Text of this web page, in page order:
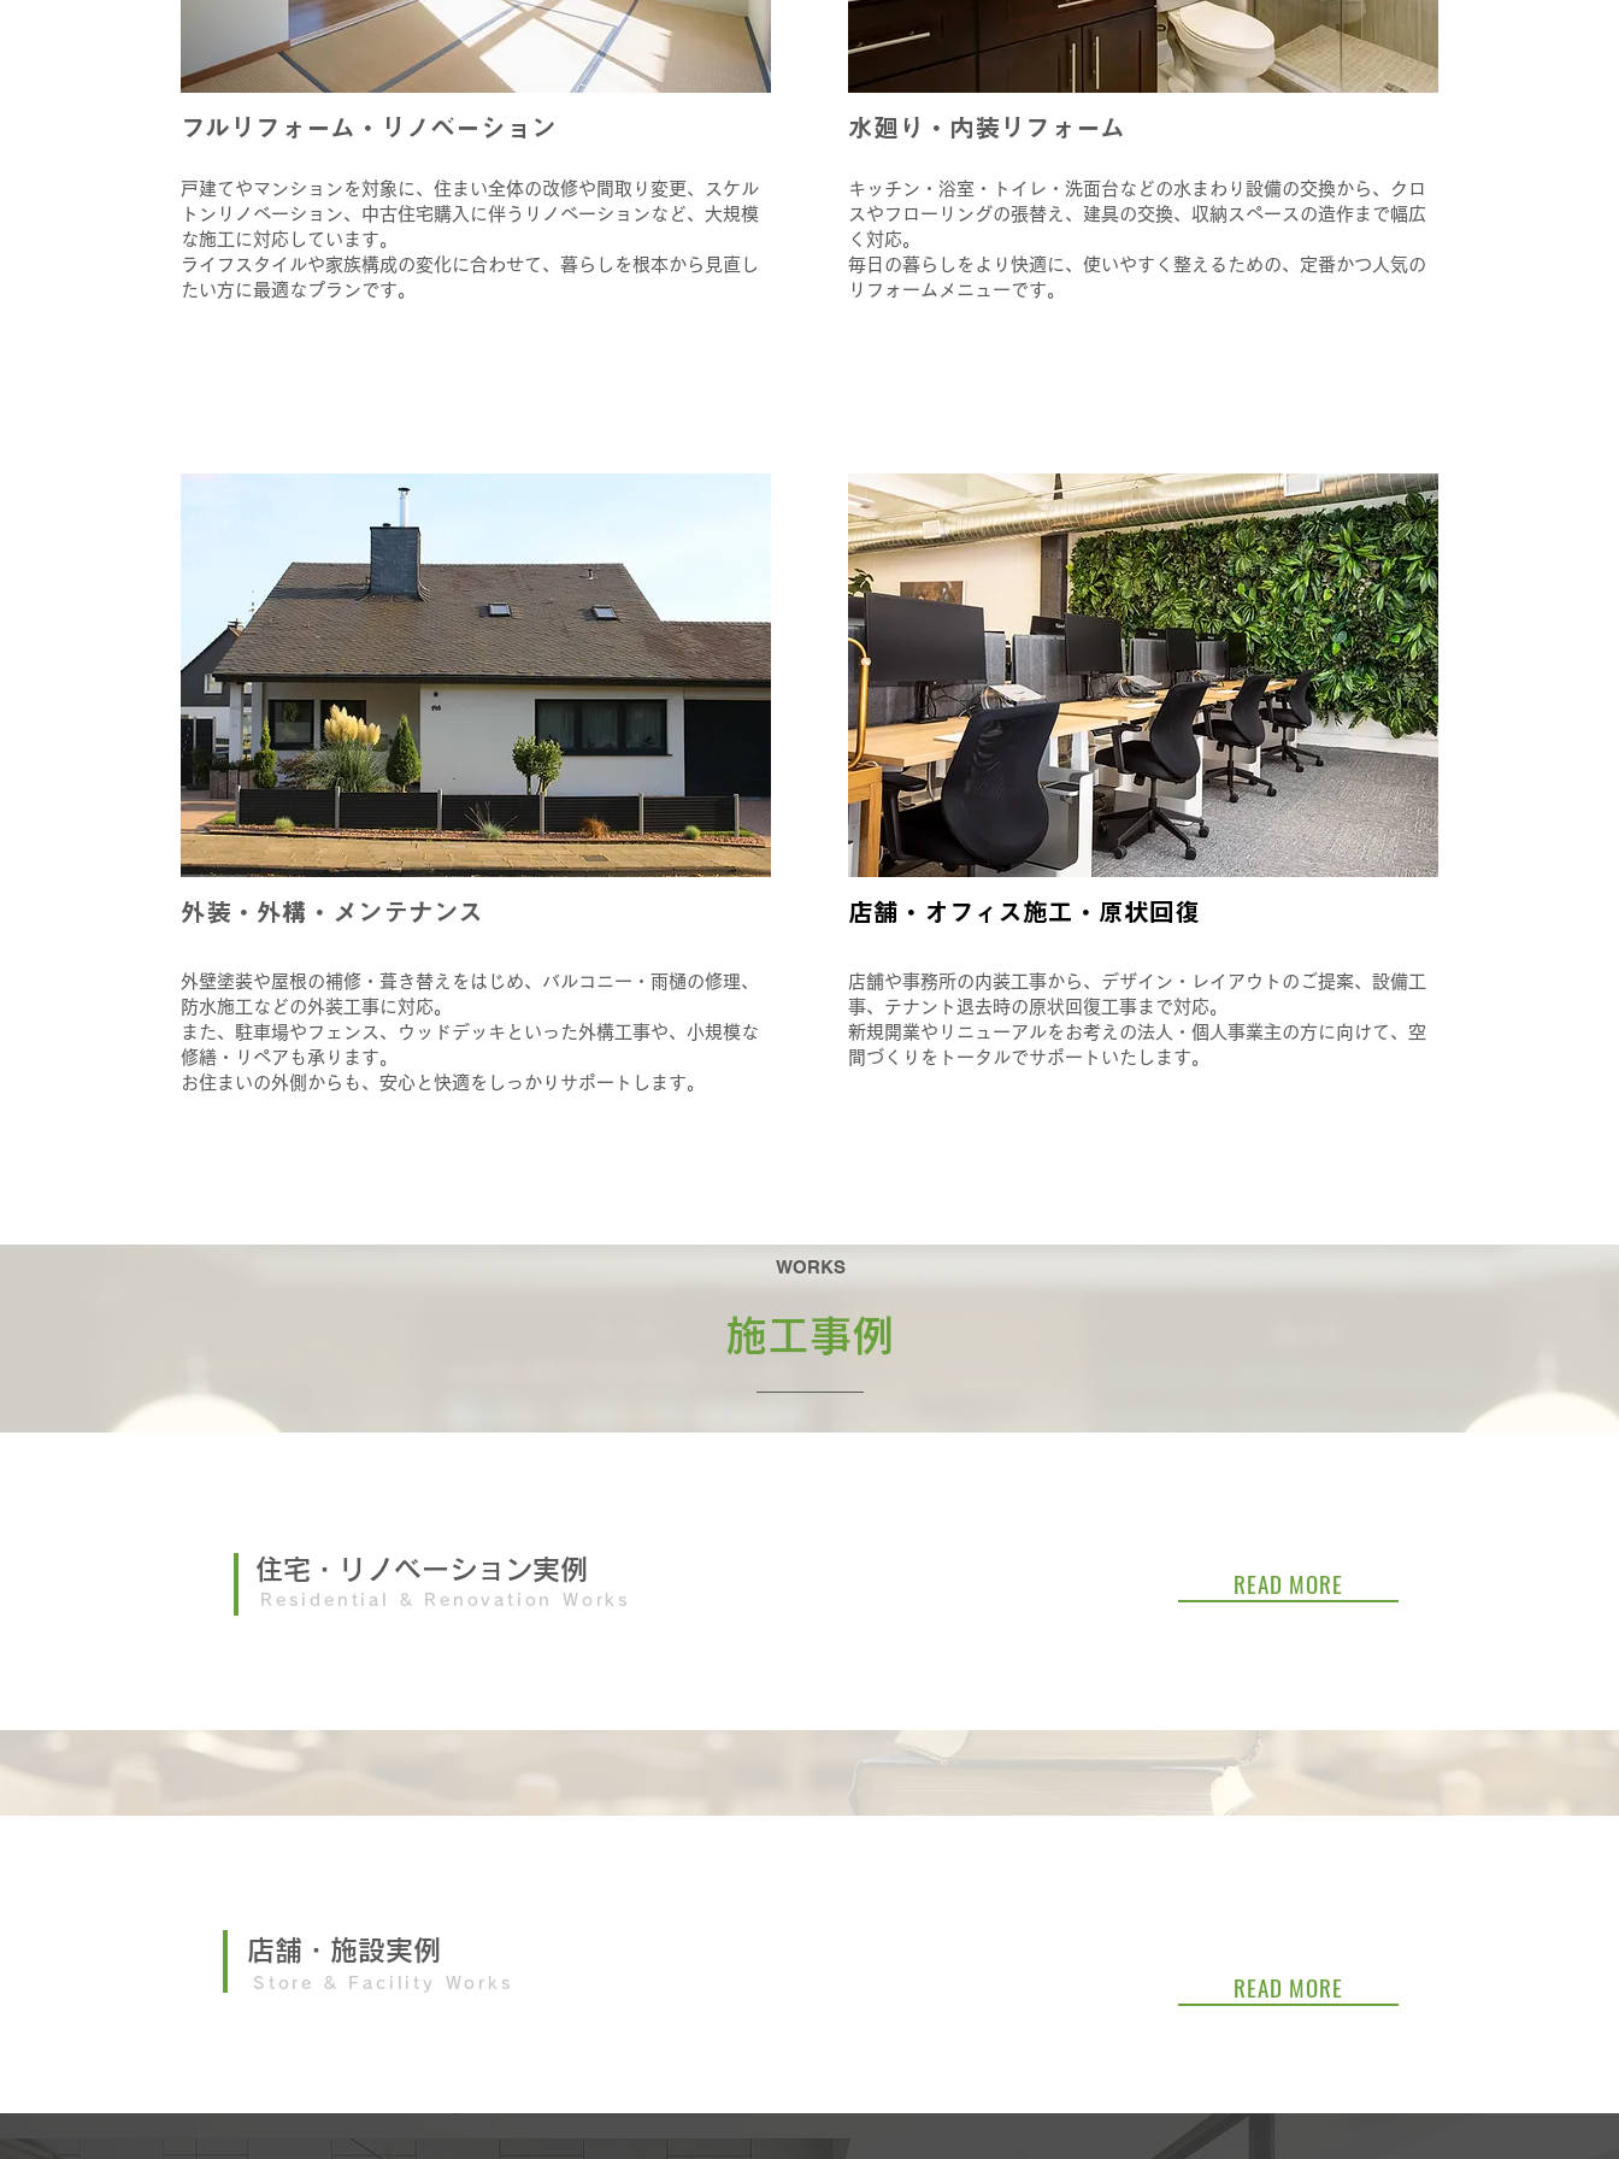
​フルリフォーム・リノベーション
戸建てやマンションを対象に、住まい全体の改修や間取り変更、スケル
トンリノベーション、中古住宅購入に伴うリノベーションなど、大規模
な施工に対応しています。
ライフスタイルや家族構成の変化に合わせて、暮らしを根本から見直し
たい方に最適なプランです。
​水廻り・内装リフォーム
キッチン・浴室・トイレ・洗面台などの水まわり設備の交換から、クロ
スやフローリングの張替え、建具の交換、収納スペースの造作まで幅広
く対応。
毎日の暮らしをより快適に、使いやすく整えるための、定番かつ人気の
リフォームメニューです。
​外装・外構・メンテナンス
外壁塗装や屋根の補修・葺き替えをはじめ、バルコニー・雨樋の修理、
防水施工などの外装工事に対応。
また、駐車場やフェンス、ウッドデッキといった外構工事や、小規模な
修繕・リペアも承ります。
お住まいの外側からも、安心と快適をしっかりサポートします。
​店舗・オフィス施工・原状回復
店舗や事務所の内装工事から、デザイン・レイアウトのご提案、設備工
事、テナント退去時の原状回復工事まで対応。
新規開業やリニューアルをお考えの法人・個人事業主の方に向けて、空
間づくりをトータルでサポートいたします。
​住宅・リノベーション実例
Residential & Renovation Works
READ MORE
店舗・施設実例
Store & Facility Works READ MORE
WORKS
​施工事例